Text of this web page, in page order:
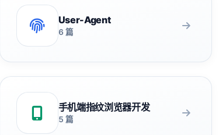
User-Agent
6 篇
手机端指纹浏览器开发
5 篇